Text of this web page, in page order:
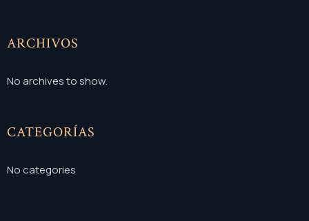
ARCHIVOS
No archives to show.
CATEGORÍAS
No categories